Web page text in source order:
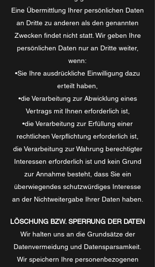
Eine Übermittlung Ihrer persönlichen Daten
an Dritte zu anderen als den genannten
Zwecken findet nicht statt. Wir geben Ihre
persönlichen Daten nur an Dritte weiter,
wenn:
•Sie Ihre ausdrückliche Einwilligung dazu
erteilt haben,
•die Verarbeitung zur Abwicklung eines
Vertrags mit Ihnen erforderlich ist,
•die Verarbeitung zur Erfüllung einer
rechtlichen Verpflichtung erforderlich ist,
die Verarbeitung zur Wahrung berechtigter
Interessen erforderlich ist und kein Grund
zur Annahme besteht, dass Sie ein
überwiegendes schutzwürdiges Interesse
an der Nichtweitergabe Ihrer Daten haben.
LÖSCHUNG BZW. SPERRUNG DER DATEN
Wir halten uns an die Grundsätze der
Datenvermeidung und Datensparsamkeit.
Wir speichern Ihre personenbezogenen